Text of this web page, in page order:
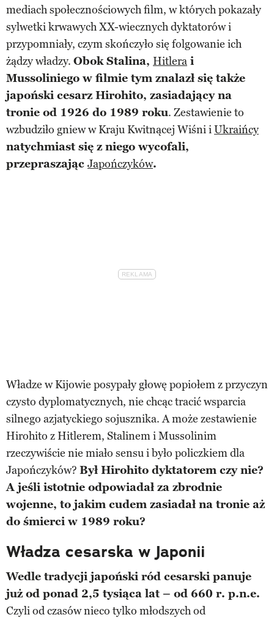
mediach społecznościowych film, w których pokazały
sylwetki krwawych XX-wiecznych dyktatorów i
przypomniały, czym skończyło się folgowanie ich
żądzy władzy. Obok Stalina, Hitlera i
Mussoliniego w filmie tym znalazł się także
japoński cesarz Hirohito, zasiadający na
tronie od 1926 do 1989 roku. Zestawienie to
wzbudziło gniew w Kraju Kwitnącej Wiśni iUkraińcy
natychmiast się z niego wycofali,
przepraszając Japończyków.
Władze w Kijowie posypały głowę popiołem z przyczyn
czysto dyplomatycznych, nie chcąc tracić wsparcia
silnego azjatyckiego sojusznika. A może zestawienie
Hirohito z Hitlerem, Stalinem i Mussolinim
rzeczywiście nie miało sensu i było policzkiem dla
Japończyków? Był Hirohito dyktatorem czy nie?
A jeśli istotnie odpowiadał za zbrodnie
wojenne, to jakim cudem zasiadał na tronie aż
do śmierci w 1989 roku?
Władza cesarska w Japonii
Wedle tradycji japoński ród cesarski panuje
już od ponad 2,5 tysiąca lat – od 660 r. p.n.e.
Czyli od czasów nieco tylko młodszych od